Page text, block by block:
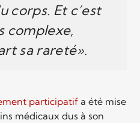
corps. Et c’est
complexe,
sa rareté».
participatif a été mise
médicaux dus à son